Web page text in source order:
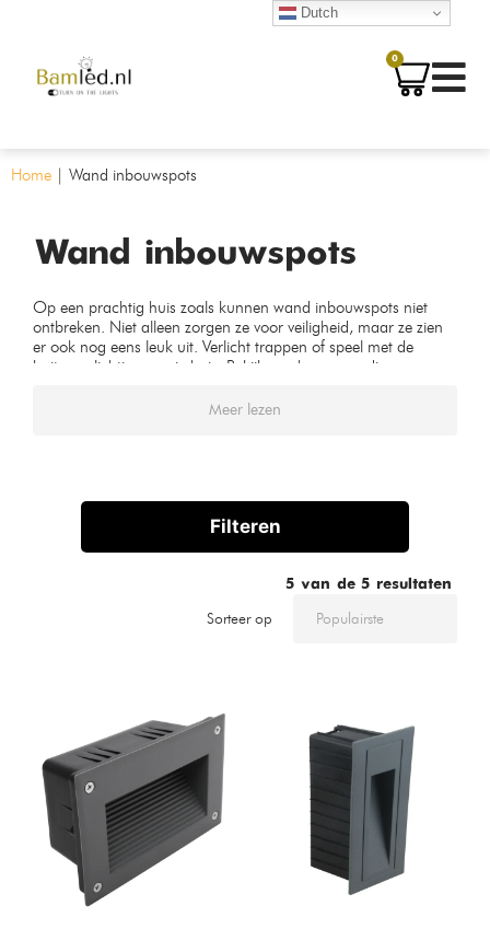
0
Home | Wand inbouwspots
Wand inbouwspots
Op een prachtig huis zoals kunnen wand inbouwspots niet
ontbreken. Niet alleen zorgen ze voor veiligheid, maar ze zien
er ook nog eens leuk uit. Verlicht trappen of speel met de
buitenverlichting van je huis. Bekijk ons hoogwaardige
Meer lezen
Filteren
5 van de 5 resultaten
Sorteer op
Dutch